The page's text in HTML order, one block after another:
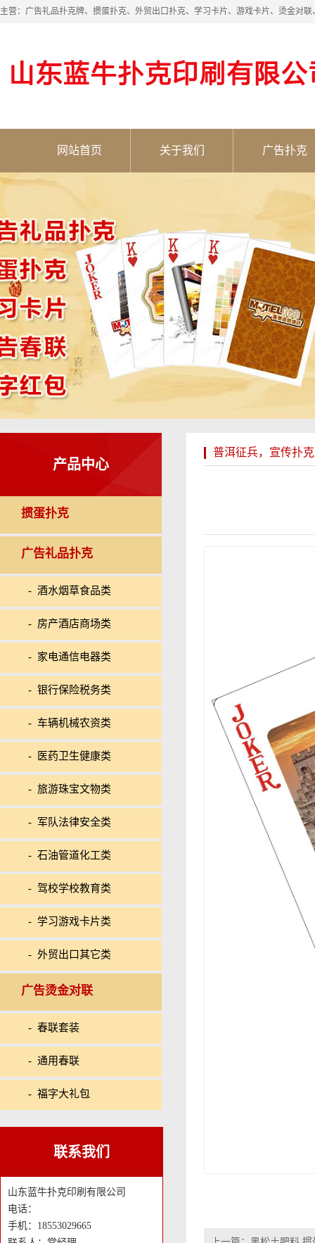
主营：广告礼品扑克牌、掼蛋扑克、外贸出口扑克、学习卡片、游戏卡片、烫金对联
网站首页 关于我们 广告扑克
产品中心
掼蛋扑克
广告礼品扑克
- 酒水烟草食品类
- 房产酒店商场类
- 家电通信电器类
- 银行保险税务类
- 车辆机械农资类
- 医药卫生健康类
- 旅游珠宝文物类
- 军队法律安全类
- 石油管道化工类
- 驾校学校教育类
- 学习游戏卡片类
- 外贸出口其它类
广告烫金对联
- 春联套装
- 通用春联
- 福字大礼包
联系我们
山东蓝牛扑克印刷有限公司
电话：
手机：18553029665
普洱征兵，宣传扑